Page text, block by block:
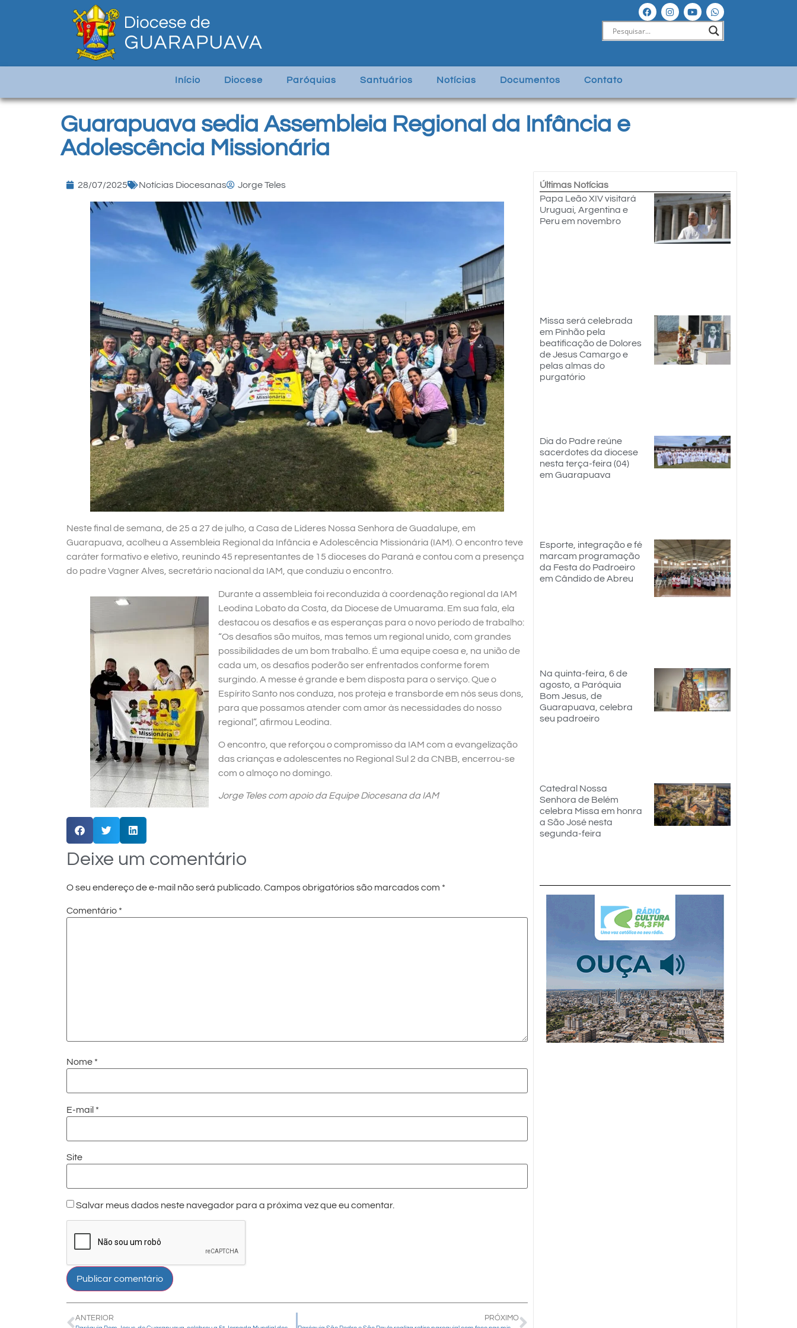
Início Diocese Paróquias Santuários Notícias Documentos Contato
Guarapuava sedia Assembleia Regional da Infância e
Adolescência Missionária
28/07/2025 Notícias Diocesanas Jorge Teles
Neste final de semana, de 25 a 27 de julho, a Casa de Líderes Nossa Senhora de Guadalupe, em
Guarapuava, acolheu a Assembleia Regional da Infância e Adolescência Missionária (IAM). O encontro teve
caráter formativo e eletivo, reunindo 45 representantes de 15 dioceses do Paraná e contou com a presença
do padre Vagner Alves, secretário nacional da IAM, que conduziu o encontro.
Durante a assembleia foi reconduzida à coordenação regional da IAM
Leodina Lobato da Costa, da Diocese de Umuarama. Em sua fala, ela
destacou os desafios e as esperanças para o novo período de trabalho:
“Os desafios são muitos, mas temos um regional unido, com grandes
possibilidades de um bom trabalho. É uma equipe coesa e, na união de
cada um, os desafios poderão ser enfrentados conforme forem
surgindo. A messe é grande e bem disposta para o serviço. Que o
Espírito Santo nos conduza, nos proteja e transborde em nós seus dons,
para que possamos atender com amor às necessidades do nosso
regional”, afirmou Leodina.
O encontro, que reforçou o compromisso da IAM com a evangelização
das crianças e adolescentes no Regional Sul 2 da CNBB, encerrou-se
com o almoço no domingo.
Jorge Teles com apoio da Equipe Diocesana da IAM
Deixe um comentário
O seu endereço de e-mail não será publicado. Campos obrigatórios são marcados com *
Comentário *
Nome *
E-mail *
Site
Salvar meus dados neste navegador para a próxima vez que eu comentar.
ANTERIOR PRÓXIMO
Últimas Notícias
Papa Leão XIV visitará
Uruguai, Argentina e
Peru em novembro
Missa será celebrada
em Pinhão pela
beatificação de Dolores
de Jesus Camargo e
pelas almas do
purgatório
Dia do Padre reúne
sacerdotes da diocese
nesta terça-feira (04)
em Guarapuava
Esporte, integração e fé
marcam programação
da Festa do Padroeiro
em Cândido de Abreu
Na quinta-feira, 6 de
agosto, a Paróquia
Bom Jesus, de
Guarapuava, celebra
seu padroeiro
Catedral Nossa
Senhora de Belém
celebra Missa em honra
a São José nesta
segunda-feira